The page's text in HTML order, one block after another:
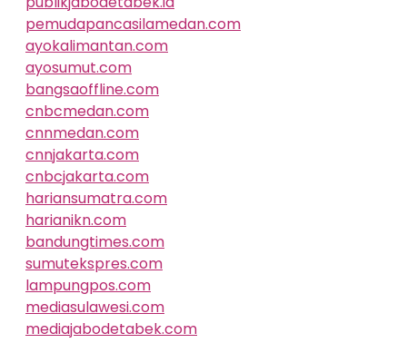
pemudapancasilamedan.com
ayokalimantan.com
ayosumut.com
bangsaoffline.com
cnbcmedan.com
cnnmedan.com
cnnjakarta.com
cnbcjakarta.com
hariansumatra.com
harianikn.com
bandungtimes.com
sumutekspres.com
lampungpos.com
mediasulawesi.com
mediajabodetabek.com